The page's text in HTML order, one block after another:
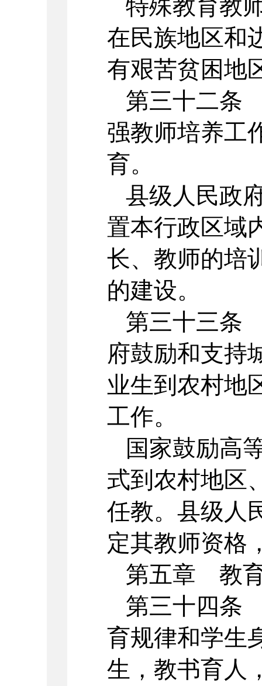
特殊教育教
在民族地区和
有艰苦贫困地
第三十二条
强教师培养工
育。
县级人民政
置本行政区域
长、教师的培
的建设。
第三十三条
府鼓励和支持
业生到农村地
工作。
国家鼓励高
式到农村地区
任教。县级人
定其教师资格
第五章 教
第三十四条
育规律和学生
生，教书育人